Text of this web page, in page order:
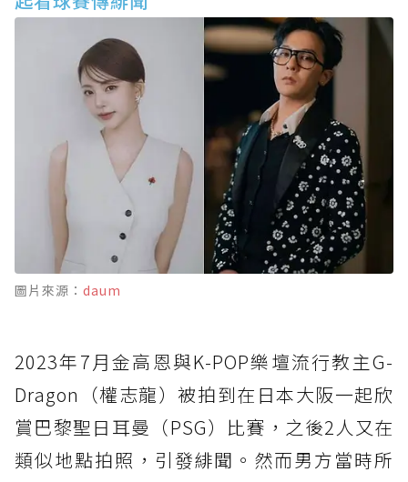
圖片來源： daum
2023年7月金高恩與K-POP樂壇流行教主G-
Dragon（權志龍）被拍到在日本大阪一起欣
賞巴黎聖日耳曼（PSG）比賽，之後2人又在
類似地點拍照，引發緋聞。然而男方當時所